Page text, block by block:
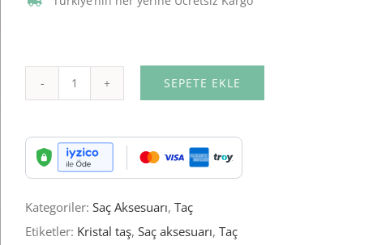
adet
SEPETE EKLE
Kategoriler: Saç Aksesuarı, Taç
Etiketler: Kristal taş, Saç aksesuarı, Taç